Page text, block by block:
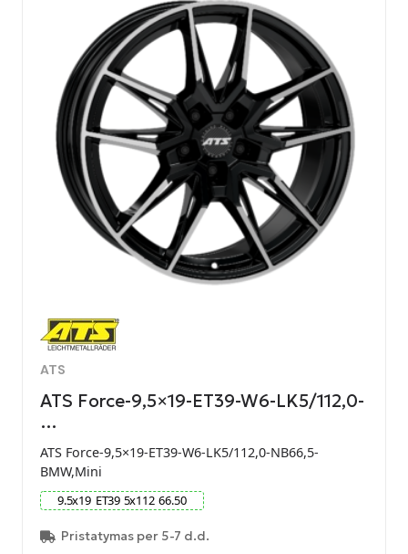
ATS
ATS Force-9,5×19-ET39-W6-LK5/112,0-
…
ATS Force-9,5×19-ET39-W6-LK5/112,0-NB66,5-
BMW,Mini
9.5x19 ET39 5x112 66.50
Pristatymas per 5-7 d.d.